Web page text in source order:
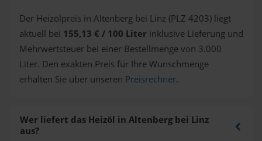
Der Heizölpreis in Altenberg bei Linz (PLZ 4203) liegt
aktuell bei 155,13 € / 100 Liter inklusive Lieferung und
Mehrwertsteuer bei einer Bestellmenge von 3.000
Liter. Den exakten Preis für Ihre Wunschmenge
erhalten Sie über unseren Preisrechner.
Wer liefert das Heizöl in Altenberg bei Linz
aus?